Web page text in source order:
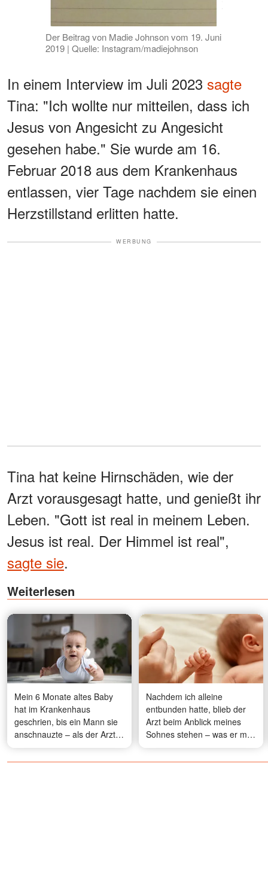
Der Beitrag von Madie Johnson vom 19. Juni
2019 | Quelle: Instagram/madiejohnson
In einem Interview im Juli 2023 sagte
Tina: "Ich wollte nur mitteilen, dass ich
Jesus von Angesicht zu Angesicht
gesehen habe." Sie wurde am 16.
Februar 2018 aus dem Krankenhaus
entlassen, vier Tage nachdem sie einen
Herzstillstand erlitten hatte.
WERBUNG
Tina hat keine Hirnschäden, wie der
Arzt vorausgesagt hatte, und genießt ihr
Leben. "Gott ist real in meinem Leben.
Jesus ist real. Der Himmel ist real",
sagte sie.
Weiterlesen
Mein 6 Monate altes Baby
hat im Krankenhaus
geschrien, bis ein Mann sie
anschnauzte – als der Arzt
hereinkam, wurde sein
Gesicht blass
Nachdem ich alleine
entbunden hatte, blieb der
Arzt beim Anblick meines
Sohnes stehen – was er mir
über den Vater erzählte, ließ
mein Herz stocken